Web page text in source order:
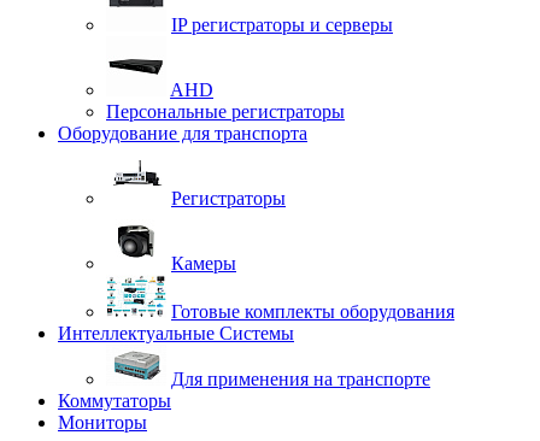
IP регистраторы и серверы
AHD
Персональные регистраторы
Оборудование для транспорта
Регистраторы
Камеры
Готовые комплекты оборудования
Интеллектуальные Системы
Для применения на транспорте
Коммутаторы
Мониторы